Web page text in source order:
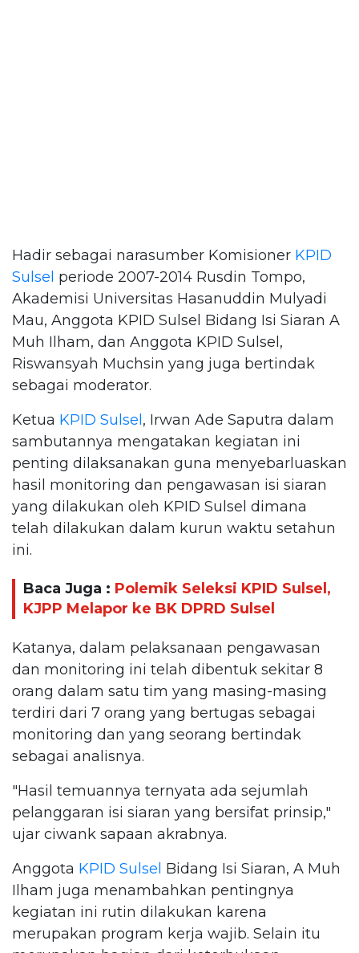
Hadir sebagai narasumber Komisioner KPID
Sulsel periode 2007-2014 Rusdin Tompo,
Akademisi Universitas Hasanuddin Mulyadi
Mau, Anggota KPID Sulsel Bidang Isi Siaran A
Muh Ilham, dan Anggota KPID Sulsel,
Riswansyah Muchsin yang juga bertindak
sebagai moderator.
Ketua KPID Sulsel , Irwan Ade Saputra dalam
sambutannya mengatakan kegiatan ini
penting dilaksanakan guna menyebarluaskan
hasil monitoring dan pengawasan isi siaran
yang dilakukan oleh KPID Sulsel dimana
telah dilakukan dalam kurun waktu setahun
ini.
Baca Juga : Polemik Seleksi KPID Sulsel,
KJPP Melapor ke BK DPRD Sulsel
Katanya, dalam pelaksanaan pengawasan
dan monitoring ini telah dibentuk sekitar 8
orang dalam satu tim yang masing-masing
terdiri dari 7 orang yang bertugas sebagai
monitoring dan yang seorang bertindak
sebagai analisnya.
"Hasil temuannya ternyata ada sejumlah
pelanggaran isi siaran yang bersifat prinsip,"
ujar ciwank sapaan akrabnya.
Anggota KPID Sulsel Bidang Isi Siaran, A Muh
Ilham juga menambahkan pentingnya
kegiatan ini rutin dilakukan karena
merupakan program kerja wajib. Selain itu